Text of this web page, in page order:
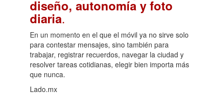
diseño, autonomía y foto
diaria.
En un momento en el que el móvil ya no sirve solo
para contestar mensajes, sino también para
trabajar, registrar recuerdos, navegar la ciudad y
resolver tareas cotidianas, elegir bien importa más
que nunca.
Lado.mx